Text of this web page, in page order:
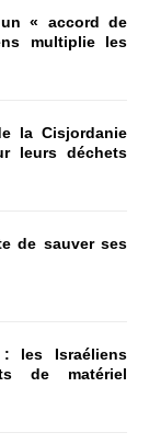
« accord de
multiplie les
la Cisjordanie
leurs déchets
de sauver ses
les Israéliens
de matériel